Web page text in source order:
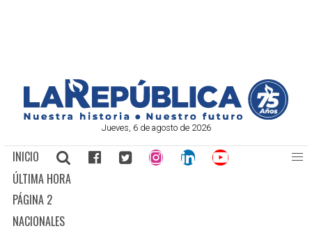
Jueves, 6 de agosto de 2026
INICIO
ÚLTIMA HORA
PÁGINA 2
NACIONALES